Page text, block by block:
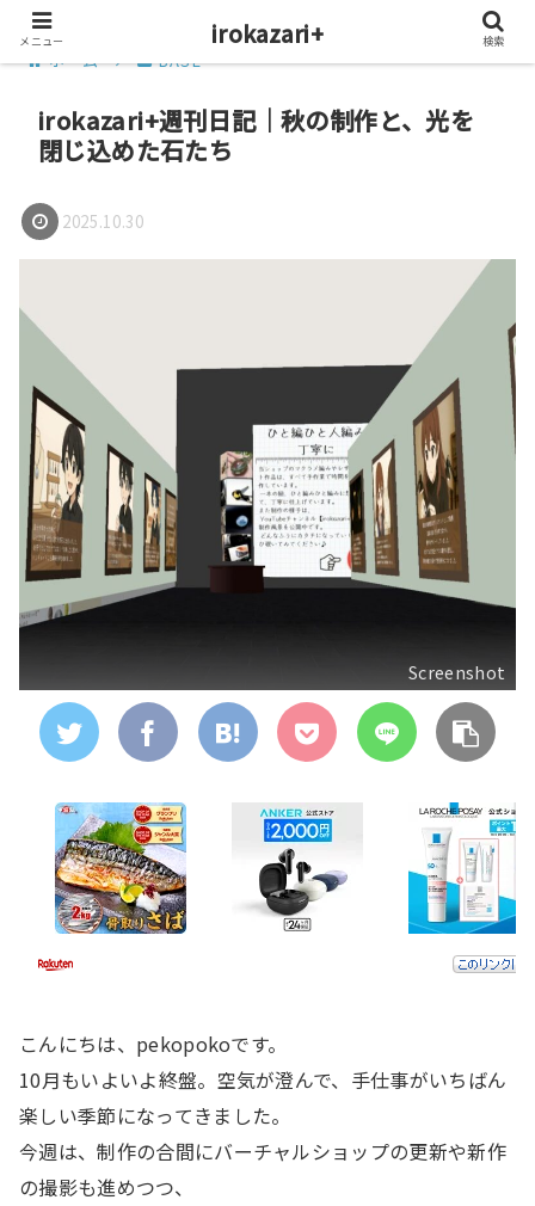
ホーム BASE
irokazari+週刊日記｜秋の制作と、光を
閉じ込めた石たち
2025.10.30
Screenshot
こんにちは、pekopokoです。
10月もいよいよ終盤。空気が澄んで、手仕事がいちばん
楽しい季節になってきました。
今週は、制作の合間にバーチャルショップの更新や新作
の撮影も進めつつ、
メニュー irokazari+ 検索